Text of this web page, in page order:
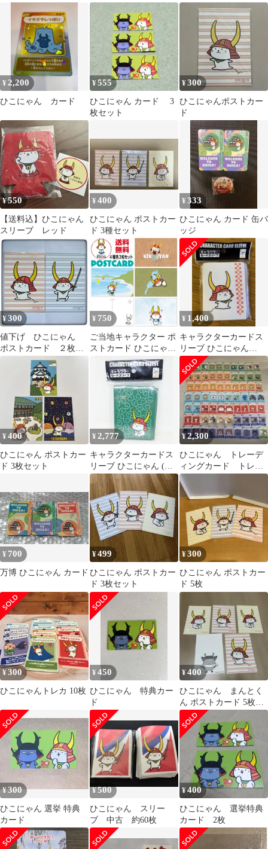
限定 HIKONYAN
¥ 2,200
ひこにゃん カード
¥555
ひこにゃん カード 3
枚セット
¥300
ひこにゃんポストカー
ド
¥550
【送料込】ひこにゃん
スリーブ レッド
¥400
ひこにゃん ポストカー
ド 3種セット
¥333
ひこにゃん カード 缶バ
ッジ
¥300
値下げ ひこにゃん
ポストカード ２枚
はがき ハガキ セッ
ト まとめて 未使用
¥ 750
ご当地キャラクター ポ
ストカード ひこにゃん
版 4種各2枚の計8枚セ
ット
¥ 1,400
キャラクターカードス
リーブ ひこにゃん
（白） 新品未開封
¥400
ひこにゃん ポストカー
ド 3枚セット
¥2,777
キャラクターカードス
リーブ ひこにゃん (唐
草柄)
¥2,300
ひこにゃん トレーデ
ィングカード トレ
カ 70枚セット(レアカ
ード4枚入り)
¥ 700
万博 ひこにゃん カード
¥499
ひこにゃん ポストカー
ド 3枚セット
¥300
ひこにゃん ポストカー
ド 5枚
¥300
ひこにゃんトレカ 10枚
¥450
ひこにゃん 特典カー
ド
¥400
ひこにゃん まんとく
ん ポストカード 5枚セ
ット
¥300
ひこにゃん 選挙 特典
カード
¥500
ひこにゃん スリー
ブ 中古 約60枚
¥400
ひこにゃん 選挙特典
カード 2枚